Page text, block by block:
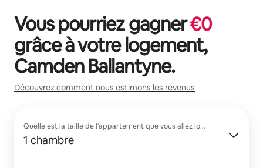
Vous pourriez gagner€0
grâce à votre logement,
Camden Ballantyne.
Découvrez comment nous estimons les revenus
Quelle est la taille de l'appartement que vous allez louer ?
1 chambre